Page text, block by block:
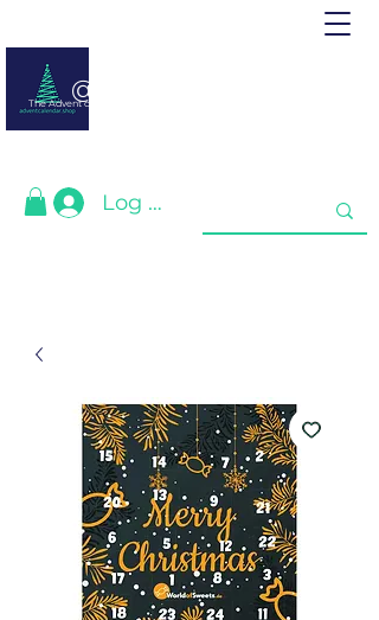
@ adventcalendar.shop
The Advent calendar is a calendar waiting for Christmas or New Year.
Log In